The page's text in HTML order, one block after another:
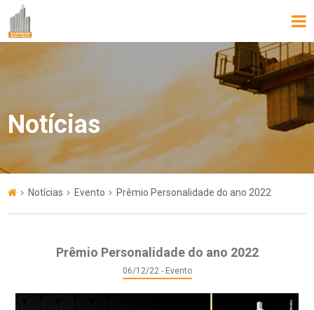
Notícias
Notícias Evento Prêmio Personalidade do ano 2022
Prêmio Personalidade do ano 2022
06/12/22 - Evento